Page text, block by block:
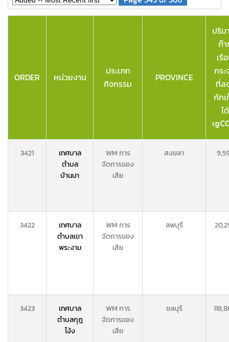
ORDER หน่วยงาน
ประเภท
กิจกรรม
PROVINCE
ปริ
ก๊
เรื
กร
ที่ล
กัก
ได้
3421
เทศบาล
ตำบล
บ้านนา
WM การ
จัดการของ
เสีย
สงขลา
3422
เทศบาล
ตำบลเขา
พระงาม
WM การ
จัดการของ
เสีย
ลพบุรี
3423
เทศบาล
ตำบลกุฎ
โง้ง
WM การ
จัดการของ
เสีย
ชลบุรี